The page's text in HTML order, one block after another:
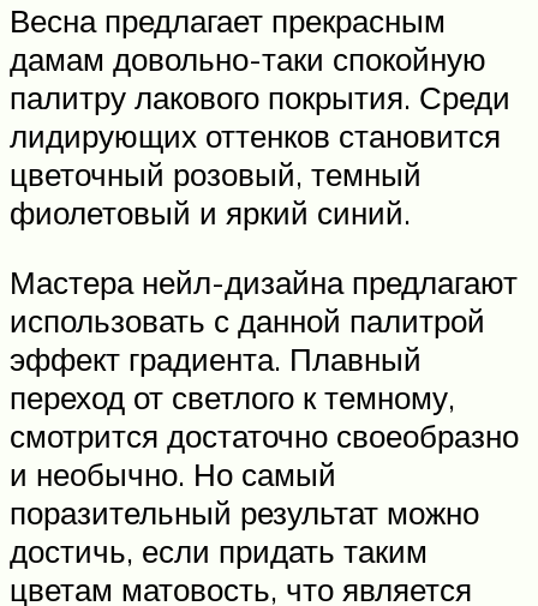
Весна предлагает прекрасным
дамам довольно-таки спокойную
палитру лакового покрытия. Среди
лидирующих оттенков становится
цветочный розовый, темный
фиолетовый и яркий синий.
Мастера нейл-дизайна предлагают
использовать с данной палитрой
эффект градиента. Плавный
переход от светлого к темному,
смотрится достаточно своеобразно
и необычно. Но самый
поразительный результат можно
достичь, если придать таким
цветам матовость, что является